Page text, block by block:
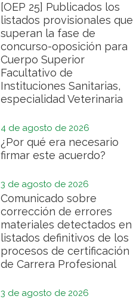
[OEP 25] Publicados los
listados provisionales que
superan la fase de
concurso-oposición para
Cuerpo Superior
Facultativo de
Instituciones Sanitarias,
especialidad Veterinaria
4 de agosto de 2026
¿Por qué era necesario
firmar este acuerdo?
3 de agosto de 2026
Comunicado sobre
corrección de errores
materiales detectados en
listados definitivos de los
procesos de certificación
de Carrera Profesional
3 de agosto de 2026